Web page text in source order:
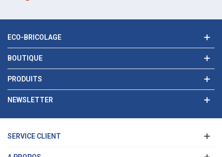
ECO-BRICOLAGE
BOUTIQUE
PRODUITS
NEWSLETTER
SERVICE CLIENT